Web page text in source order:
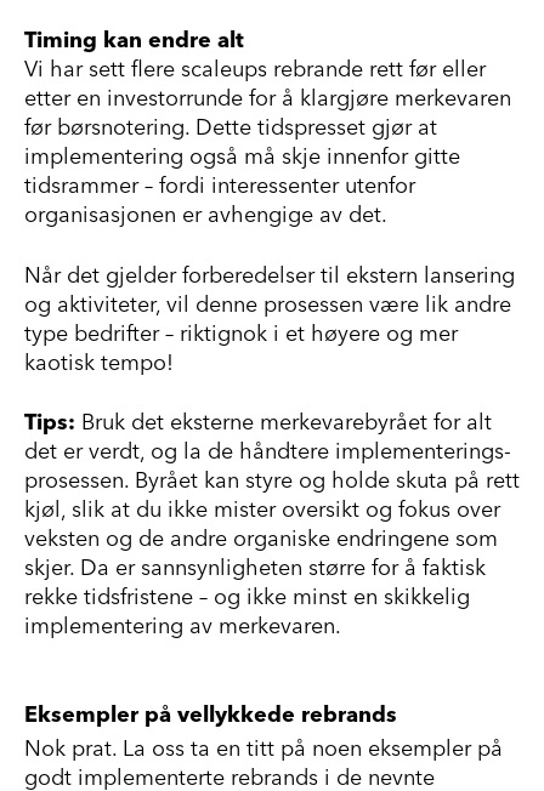
Timing kan endre alt
Vi har sett flere scaleups rebrande rett før eller
etter en investorrunde for å klargjøre merkevaren
før børsnotering. Dette tidspresset gjør at
implementering også må skje innenfor gitte
tidsrammer – fordi interessenter utenfor
organisasjonen er avhengige av det.
Når det gjelder forberedelser til ekstern lansering
og aktiviteter, vil denne prosessen være lik andre
type bedrifter – riktignok i et høyere og mer
kaotisk tempo!
Tips: Bruk det eksterne merkevarebyrået for alt
det er verdt, og la de håndtere implementerings-
prosessen. Byrået kan styre og holde skuta på rett
kjøl, slik at du ikke mister oversikt og fokus over
veksten og de andre organiske endringene som
skjer. Da er sannsynligheten større for å faktisk
rekke tidsfristene – og ikke minst en skikkelig
implementering av merkevaren.
Eksempler på vellykkede rebrands
Nok prat. La oss ta en titt på noen eksempler på
godt implementerte rebrands i de nevnte